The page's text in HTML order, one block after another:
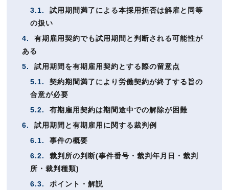
3.1.
試用期間満了による本採用拒否は解雇と同等
の扱い
4.
有期雇用契約でも試用期間と判断される可能性が
ある
5.
試用期間を有期雇用契約とする際の留意点
5.1.
契約期間満了により労働契約が終了する旨の
合意が必要
5.2.
有期雇用契約は期間途中での解除が困難
6.
試用期間と有期雇用に関する裁判例
6.1.
事件の概要
6.2.
裁判所の判断(事件番号・裁判年月日・裁判
所・裁判種類)
6.3.
ポイント・解説